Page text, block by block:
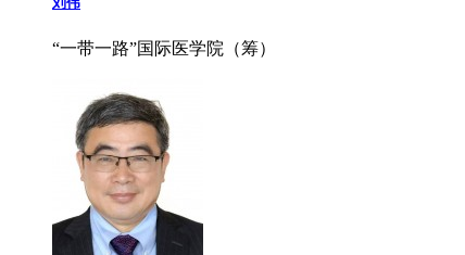
“一带一路”国际医学院（筹）